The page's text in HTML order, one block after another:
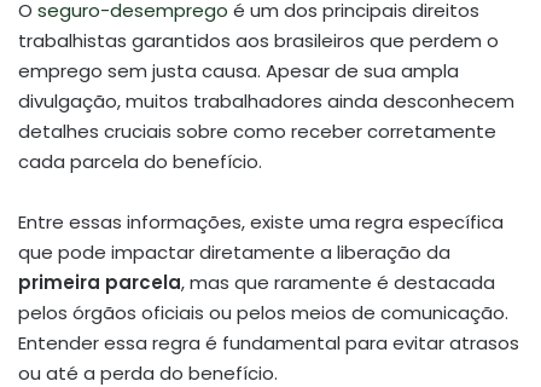
O seguro-desemprego é um dos principais direitos
trabalhistas garantidos aos brasileiros que perdem o
emprego sem justa causa. Apesar de sua ampla
divulgação, muitos trabalhadores ainda desconhecem
detalhes cruciais sobre como receber corretamente
cada parcela do benefício.
Entre essas informações, existe uma regra específica
que pode impactar diretamente a liberação da
primeira parcela, mas que raramente é destacada
pelos órgãos oficiais ou pelos meios de comunicação.
Entender essa regra é fundamental para evitar atrasos
ou até a perda do benefício.